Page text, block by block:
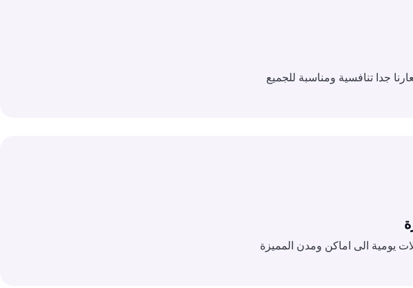
جدا تنافسية ومناسبة للجميع
يومية الى اماكن ومدن المميزة